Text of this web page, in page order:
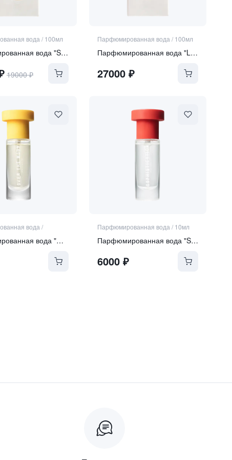
вода / 100мл
Парфюмированная вода "SERA"
19000₽
Парфюмированная вода / 100мл
Парфюмированная вода "LUNA DULCIUS"
27000₽
вода /
Парфюмированная вода "Over the Moon"
Парфюмированная вода / 10мл
Парфюмированная вода "Sophistication"
6000₽